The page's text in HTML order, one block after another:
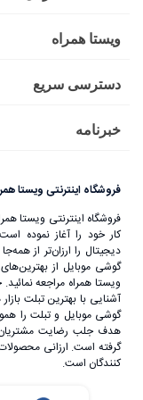
قدیمی خود را بروز
جمله بهترین
موارد زیر اشاره کرد:
سامسونگ (Samsung) :
بهترین برندهای
هوشمند به شمار
سامسونگ، تبلت‌های
ویستا همراه
دسترسی سریع
خبرنامه
فروشگاه اینترنتی ویستا
فروشگاه اینترنتی ویستا
کار خود را آغاز نموده
دیجیتال را ارزان‌تر از
گوشی موبایل از
ویستا همراه مراجعه
آشنایی با بهترین تبلت
گوشی موبایل و تبلت را
هدف جلب رضایت مشتریان
گرفته است. ارزانی
کنندگان است.